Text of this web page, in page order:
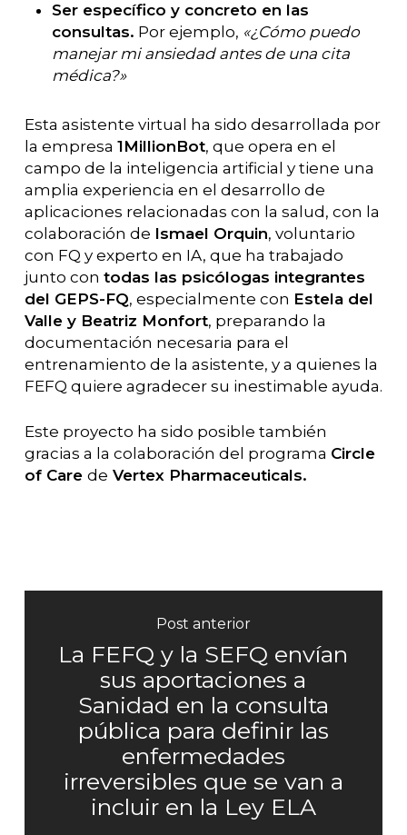
Ser específico y concreto en las
consultas. Por ejemplo, «¿Cómo puedo
manejar mi ansiedad antes de una cita
médica?»
Esta asistente virtual ha sido desarrollada por
la empresa 1MillionBot, que opera en el
campo de la inteligencia artificial y tiene una
amplia experiencia en el desarrollo de
aplicaciones relacionadas con la salud, con la
colaboración de Ismael Orquin, voluntario
con FQ y experto en IA, que ha trabajado
junto con todas las psicólogas integrantes
del GEPS-FQ, especialmente con Estela del
Valle y Beatriz Monfort, preparando la
documentación necesaria para el
entrenamiento de la asistente, y a quienes la
FEFQ quiere agradecer su inestimable ayuda.
Este proyecto ha sido posible también
gracias a la colaboración del programa Circle
of Care de Vertex Pharmaceuticals.
Post anterior
La FEFQ y la SEFQ envían
sus aportaciones a
Sanidad en la consulta
pública para definir las
enfermedades
irreversibles que se van a
incluir en la Ley ELA